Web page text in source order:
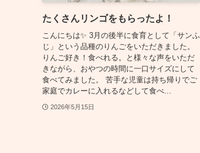
たくさんリンゴをもらったよ！
こんにちは✨ 3月の後半に食育として「サンふ
じ」という品種のりんごをいただきました。
りんご好き！食べれる。と様々な声をいただ
きながら、おやつの時間に一口サイズにして
食べてみました。 苦手な児童は持ち帰りでご
家庭でカレーに入れるなどして食べ...
2026年5月15日